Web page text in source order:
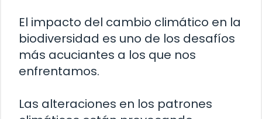
El impacto del cambio climático en la
biodiversidad es uno de los desafíos
más acuciantes a los que nos
enfrentamos.
Las alteraciones en los patrones